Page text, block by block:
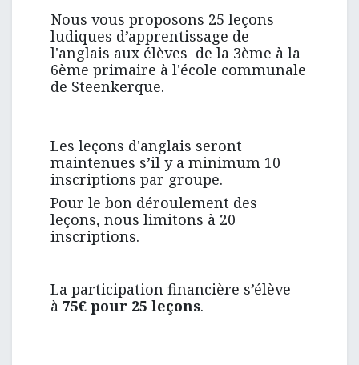
Nous vous proposons 25 leçons
ludiques d’apprentissage de
l'anglais aux élèves de la 3ème à la
6ème primaire à l'école communale
de Steenkerque.
Les leçons d'anglais seront
maintenues s’il y a minimum 10
inscriptions par groupe.
Pour le bon déroulement des
leçons, nous limitons à 20
inscriptions.
La participation financière s’élève
à 75€ pour 25 leçons.